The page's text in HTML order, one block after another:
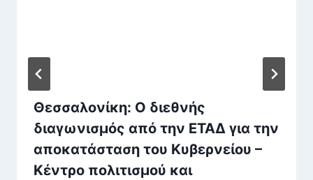
Θεσσαλονίκη: Ο διεθνής
διαγωνισμός από την ΕΤΑΔ για την
αποκατάσταση του Κυβερνείου –
Κέντρο πολιτισμού και